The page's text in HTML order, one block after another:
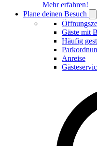
Mehr erfahren!
Plane deinen Besuch
Gäste mit
Häufig
Anreise